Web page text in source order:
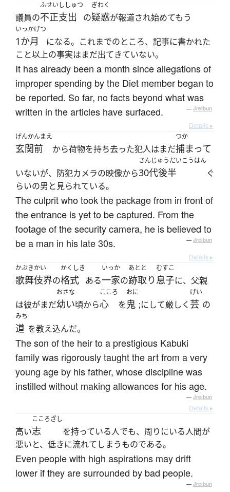
議員の
ふせいししゅつ
不正支出 の
ぎわく
疑惑が報道され始めてもう
いっかげつ
1か月
になる。これまでのところ、記事に書かれた
こと以上の事実はまだ出てきていない。
It has already been a month since allegations of
improper spending by the Diet member began to
be reported. So far, no facts beyond what was
written in the articles have surfaced.
— Jreibun
Details ▸
げんかんまえ
玄関前 から荷物を持ち去った犯人はまだ
つか
捕まって
いないが、防犯カメラの映像から
さんじゅうだいこうはん
30代後半
ぐ
らいの男と見られている。
The culprit who took the package from in front of
the entrance is yet to be captured. From the
footage of the security camera, he is believed to
be a man in his late 30s.
— Jreibun
Details ▸
かぶきかい
歌舞伎界の
かくしき
格式 ある
いっか
一家の
あとと
跡取り
むすこ
息子に、父親
は彼がまだ
おさな
幼い頃から
こころ
心 を
おに
鬼 ;にして厳しく
げい
芸 の
みち
道 を教え込んだ。
The son of the heir to a prestigious Kabuki
family was rigorously taught the art from a very
young age by his father, whose discipline was
instilled without making allowances for his age.
— Jreibun
Details ▸
高い
こころざし
志
を持っている人でも、周りにいる人間が
悪いと、低きに流れてしまうものである。
Even people with high aspirations may drift
lower if they are surrounded by bad people.
— Jreibun